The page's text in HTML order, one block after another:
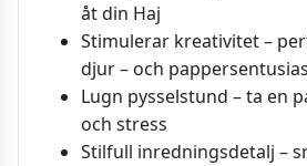
åt din Haj
Stimulerar kreativitet –
djur – och
Lugn pysselstund – ta en
och stress
Stilfull inredningsdetalj –